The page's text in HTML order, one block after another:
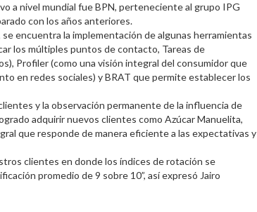
a nivel mundial fue BPN, perteneciente al grupo IPG
con los años anteriores.
encuentra la implementación de algunas herramientas
los múltiples puntos de contacto, Tareas de
Profiler (como una visión integral del consumidor que
en redes sociales) y BRAT que permite establecer los
y la observación permanente de la influencia de
adquirir nuevos clientes como Azúcar Manuelita,
que responde de manera eficiente a las expectativas y
clientes en donde los índices de rotación se
promedio de 9 sobre 10”, así expresó Jairo